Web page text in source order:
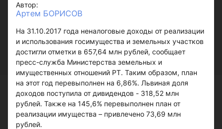
Автор:
Артем БОРИСОВ
На 31.10.2017 года неналоговые доходы от реализации
и использования госимущества и земельных участков
достигли отметки в 657,64 млн рублей, сообщает
пресс-служба Министерства земельных и
имущественных отношений РТ. Таким образом, план
на этот год перевыполнен на 6,86%. Львиная доля
доходов поступила от дивидендов - 318,52 млн
рублей. Также на 145,6% перевыполнен план от
реализации имущества – привлечено 73,69 млн
рублей.